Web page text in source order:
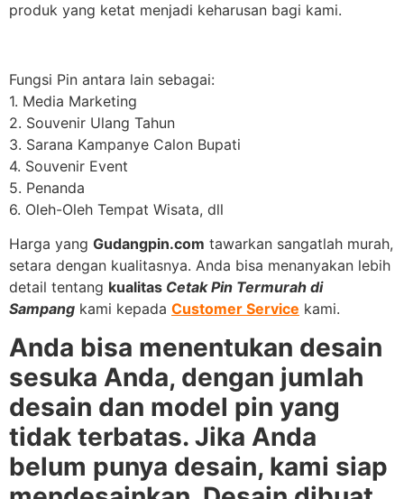
produk yang ketat menjadi keharusan bagi kami.
Fungsi Pin antara lain sebagai:
1. Media Marketing
2. Souvenir Ulang Tahun
3. Sarana Kampanye Calon Bupati
4. Souvenir Event
5. Penanda
6. Oleh-Oleh Tempat Wisata, dll
Harga yang Gudangpin.com tawarkan sangatlah murah,
setara dengan kualitasnya. Anda bisa menanyakan lebih
detail tentang kualitas Cetak Pin Termurah di
Sampang kami kepada Customer Service kami.
Anda bisa menentukan desain
sesuka Anda, dengan jumlah
desain dan model pin yang
tidak terbatas. Jika Anda
belum punya desain, kami siap